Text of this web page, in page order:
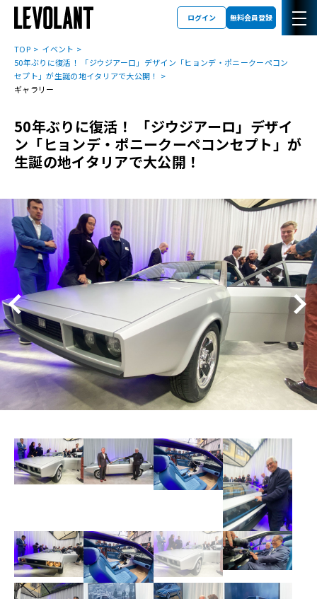
ログイン 無料会員登録
TOP
イベント
50年ぶりに復活！ 「ジウジアーロ」デザイン「ヒョンデ・ポニークーペコン
セプト」が生誕の地イタリアで大公開！
ギャラリー
50年ぶりに復活！ 「ジウジアーロ」デザイ
ン「ヒョンデ・ポニークーペコンセプト」が
生誕の地イタリアで大公開！